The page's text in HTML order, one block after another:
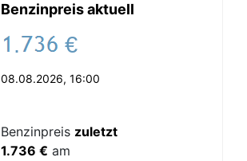
Benzinpreis aktuell
. €
08.08.2026, 16:00
Benzinpreis zuletzt
1.736 € am